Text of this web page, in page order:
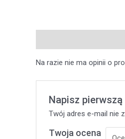
Na razie nie ma opinii o
Napisz pierwszą
Twój adres e-mail nie
Twoja ocena